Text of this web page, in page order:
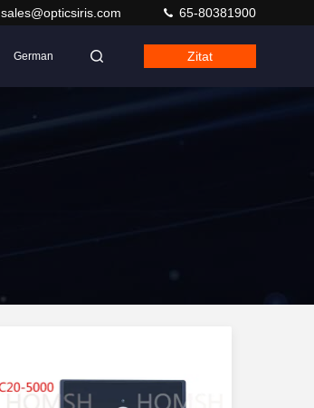
sales@opticsiris.com 65-80381900
German Zitat